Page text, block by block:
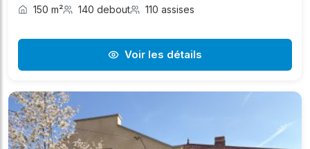
150 m² 140 debout 110 assises
Voir les détails